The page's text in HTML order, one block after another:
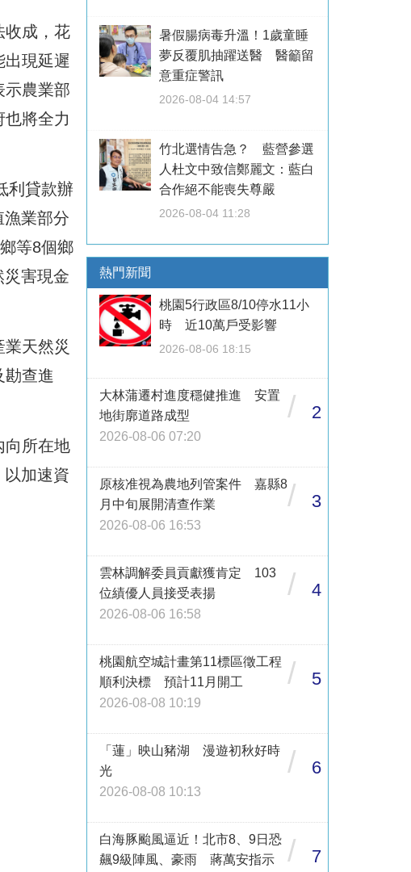
收成，花
現延遲
示農業部
將全力
利貸款辦
業部分
等8個鄉
害現金
天然災
勘查進
向所在地
加速資
暑假腸病毒升溫！1歲童睡
夢反覆肌抽躍送醫 醫籲留
意重症警訊
2026-08-04 14:57
竹北選情告急？ 藍營參選
人杜文中致信鄭麗文：藍白
合作絕不能喪失尊嚴
2026-08-04 11:28
熱門新聞
桃園5行政區8/10停水11小
時 近10萬戶受影響
2026-08-06 18:15
大林蒲遷村進度穩健推進 安置
地街廓道路成型
2026-08-06 07:20
/ 2
原核准視為農地列管案件 嘉縣8
月中旬展開清查作業
2026-08-06 16:53
/ 3
雲林調解委員貢獻獲肯定 103
位績優人員接受表揚
2026-08-06 16:58
/ 4
桃園航空城計畫第11標區徵工程
順利決標 預計11月開工
2026-08-08 10:19
/ 5
「蓮」映山豬湖 漫遊初秋好時
光
2026-08-08 10:13
/ 6
白海豚颱風逼近！北市8、9日恐
飆9級陣風、豪雨 蔣萬安指示
/ 7